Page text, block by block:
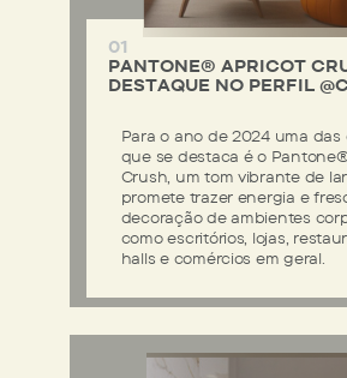
01
PANTONE®️ APRICOT
DESTAQUE NO PERFIL
Para o ano de 2024 uma das
que se destaca é o
Crush, um tom vibrante de
promete trazer energia e
decoração de ambientes
como escritórios, lojas,
halls e comércios em geral.